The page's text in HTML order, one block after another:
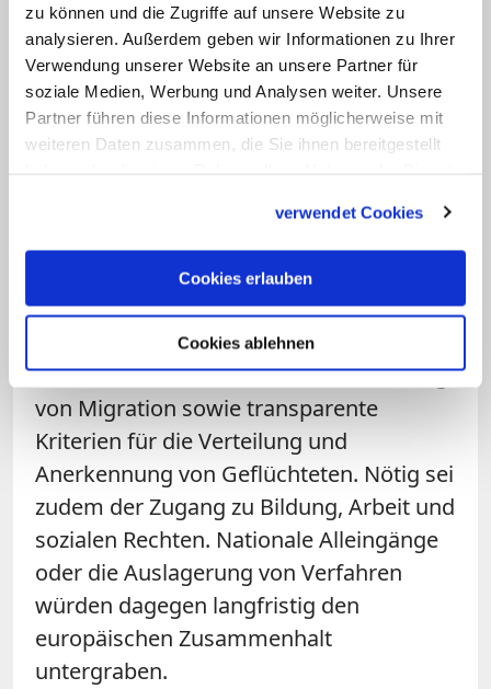
zu können und die Zugriffe auf unsere Website zu
analysieren. Außerdem geben wir Informationen zu Ihrer
Verwendung unserer Website an unsere Partner für
soziale Medien, Werbung und Analysen weiter. Unsere
Partner führen diese Informationen möglicherweise mit
weiteren Daten zusammen, die Sie ihnen bereitgestellt
verwendet Cookies
Cookies erlauben
Cookies ablehnen
Förderung bezahlbaren Wohnraums
würden darüber hinaus enorm helfen.
Migration, Klima, Sicherheit
Menschenrechtsstandards. Dazu sei die
Sicherung des Grundrechts auf Asyl
erforderlich. Es brauche gemeinsame,
belastbare Verfahren für die Aufnahme
von Schutzsuchenden und die Steuerung
von Migration sowie transparente
Kriterien für die Verteilung und
Anerkennung von Geflüchteten. Nötig sei
zudem der Zugang zu Bildung, Arbeit und
sozialen Rechten. Nationale Alleingänge
oder die Auslagerung von Verfahren
würden dagegen langfristig den
europäischen Zusammenhalt
untergraben.